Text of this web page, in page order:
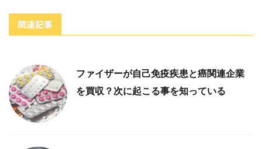
関連記事
ファイザーが自己免疫疾患と癌関連企業
を買収？次に起こる事を知っている